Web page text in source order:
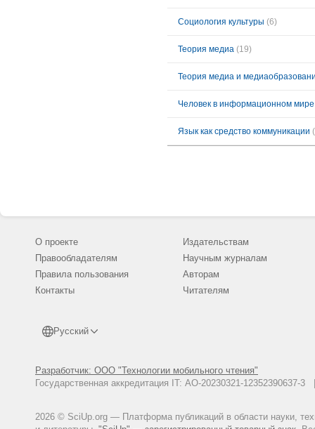
Социология культуры (6)
Теория медиа (19)
Теория медиа и
Человек в информационном мире
Язык как средство коммуникации
О проекте
Правообладателям
Правила пользования
Контакты
Русский
Разработчик: ООО "Технологии мобильного чтения"
Государственная аккредитация IT: АО-20230321-
2026 © SciUp.org — Платформа публикаций в области науки,
Издательствам
Научным журналам
Авторам
Читателям